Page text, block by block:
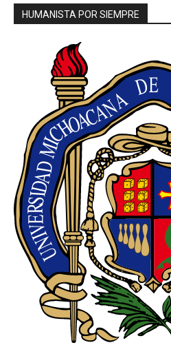
HUMANISTA POR SIEMPRE